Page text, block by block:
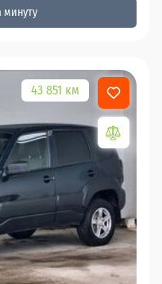
минуту
43 851 км